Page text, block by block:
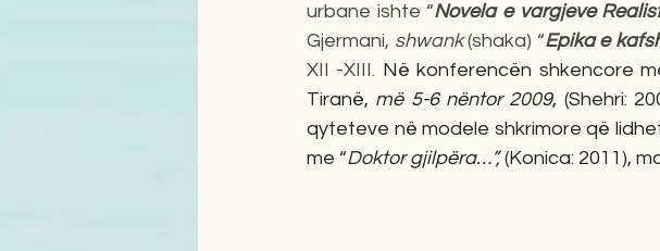
urbane ishte “Novela e vargjeve
Gjermani, shwank (shaka) “Epika e
XII -XIII. Në konferencën shkencore
Tiranë, më 5-6 nëntor 2009, (Shehri:
qyteteve në modele shkrimore që
me “Doktor gjilpëra…”, (Konica: 2011),